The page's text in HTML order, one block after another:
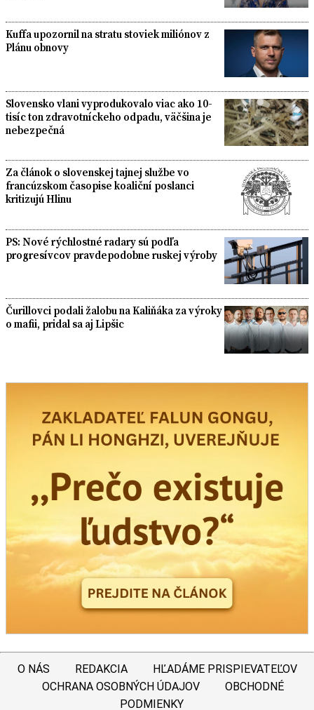
Kuffa upozornil na stratu stoviek miliónov z
Plánu obnovy
Slovensko vlani vyprodukovalo viac ako 10-
tisíc ton zdravotníckeho odpadu, väčšina je
nebezpečná
Za článok o slovenskej tajnej službe vo
francúzskom časopise koaliční poslanci
kritizujú Hlinu
PS: Nové rýchlostné radary sú podľa
progresívcov pravdepodobne ruskej výroby
Čurillovci podali žalobu na Kaliňáka za výroky
o mafii, pridal sa aj Lipšic
O NÁS REDAKCIA
HĽADÁME PRISPIEVATEĽOV
OCHRANA OSOBNÝCH ÚDAJOV
OBCHODNÉ
PODMIENKY